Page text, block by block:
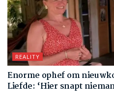
REALITY
Enorme ophef om
Liefde: ‘Hier snapt